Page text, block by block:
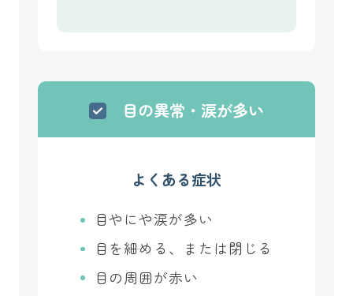
目の異常・涙が多い
よくある症状
目やにや涙が多い
目を細める、または閉じる
目の周囲が赤い